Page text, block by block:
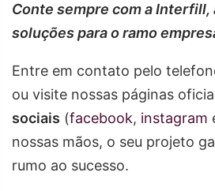
Conte sempre com a Interfill,
soluções para o ramo
Entre em contato pelo
ou visite nossas páginas
sociais (facebook, instagram
nossas mãos, o seu projeto
rumo ao sucesso.